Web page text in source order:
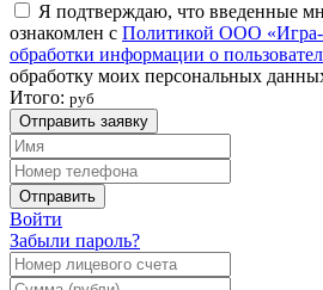
Я подтверждаю, что введенные
ознакомлен с Политикой ООО
обработки информации о
обработку моих персональных
Итого: руб
Отправить заявку
Отправить
Войти
Забыли пароль?